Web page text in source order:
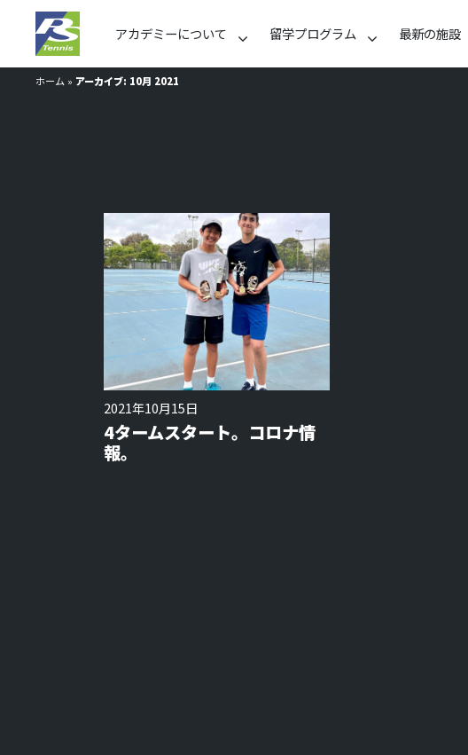
アカデミーについて 留学プログラム 最新の施設
ホーム » アーカイブ: 10月 2021
2021年10月15日
4タームスタート。コロナ情
報。